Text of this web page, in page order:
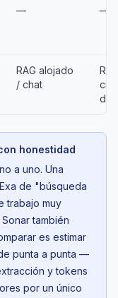
— —
RAG alojado
/ chat
honestidad
a uno. Una
de "búsqueda
trabajo muy
también
es estimar
punta a punta —
y tokens
por un único